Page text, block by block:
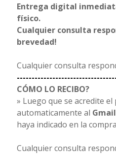
Entrega digital
físico.
Cualquier consulta
brevedad!
Cualquier consulta
CÓMO LO RECIBO?
» Luego que se acredite el
automaticamente al Gmail
haya indicado en la
Cualquier consulta